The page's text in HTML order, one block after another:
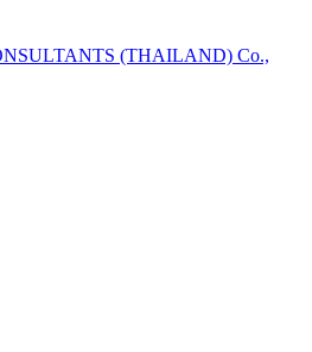
(THAILAND) Co.,